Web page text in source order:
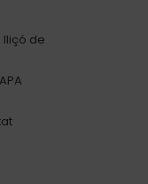
lliçó de